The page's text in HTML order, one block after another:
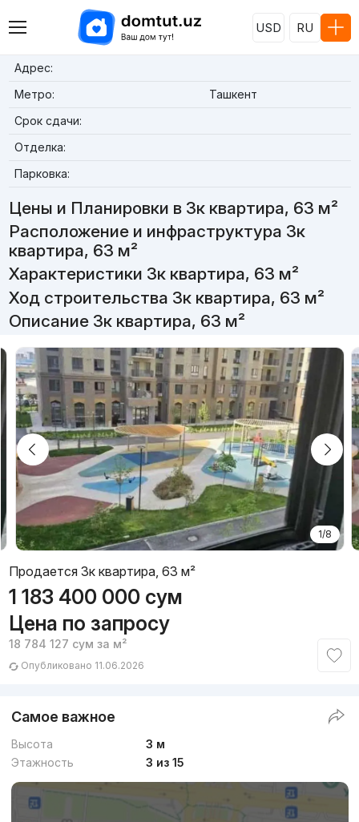
USD RU
Адрес:
Метро:
Ташкент
Срок сдачи:
Отделка:
Парковка:
Цены и Планировки в 3к квартира, 63 м²
Расположение и инфраструктура 3к
квартира, 63 м²
Характеристики 3к квартира, 63 м²
Ход строительства 3к квартира, 63 м²
Описание 3к квартира, 63 м²
1/8
Продается 3к квартира, 63 м²
1 183 400 000 сум
Цена по запросу
18 784 127 сум за м²
Опубликовано 11.06.2026
Самое важное
Высота
3 м
Этажность
3 из 15